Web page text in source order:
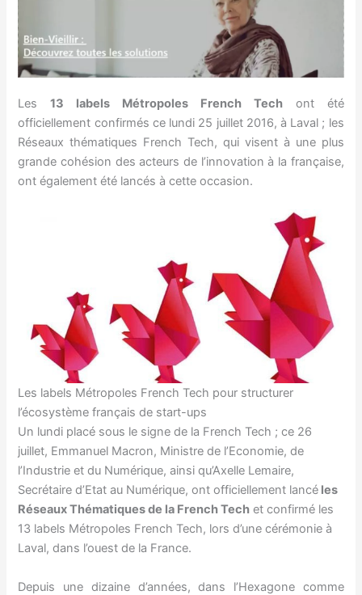
Les13 labels Métropoles French Techont été
officiellement confirmés ce lundi 25 juillet 2016, à Laval ; les
Réseaux thématiques French Tech, qui visent à une plus
grande cohésion des acteurs de l’innovation à la française,
ont également été lancés à cette occasion.
Les labels Métropoles French Tech pour structurer
l’écosystème français de start-ups
Un lundi placé sous le signe de la French Tech ; ce 26
juillet, Emmanuel Macron, Ministre de l’Economie, de
l’Industrie et du Numérique, ainsi qu’Axelle Lemaire,
Secrétaire d’Etat au Numérique, ont officiellement lancé les
Réseaux Thématiques de la French Tech et confirmé les
13 labels Métropoles French Tech, lors d’une cérémonie à
Laval, dans l’ouest de la France.
Depuis une dizaine d’années, dans l’Hexagone comme